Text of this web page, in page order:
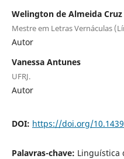
Welington de Almeida Cruz
Mestre em Letras Vernáculas
Autor
Vanessa Antunes
UFRJ.
Autor
DOI: https://doi.org/
Palavras-chave: Linguística